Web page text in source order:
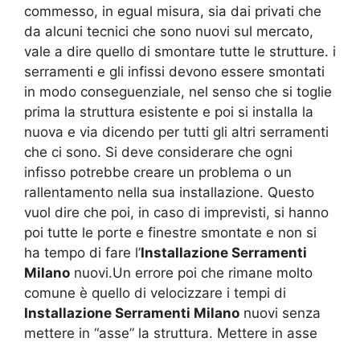
commesso, in egual misura, sia dai privati che
da alcuni tecnici che sono nuovi sul mercato,
vale a dire quello di smontare tutte le strutture. i
serramenti e gli infissi devono essere smontati
in modo conseguenziale, nel senso che si toglie
prima la struttura esistente e poi si installa la
nuova e via dicendo per tutti gli altri serramenti
che ci sono. Si deve considerare che ogni
infisso potrebbe creare un problema o un
rallentamento nella sua installazione. Questo
vuol dire che poi, in caso di imprevisti, si hanno
poi tutte le porte e finestre smontate e non si
ha tempo di fare l’Installazione Serramenti
Milano nuovi.Un errore poi che rimane molto
comune è quello di velocizzare i tempi di
Installazione Serramenti Milano nuovi senza
mettere in “asse” la struttura. Mettere in asse